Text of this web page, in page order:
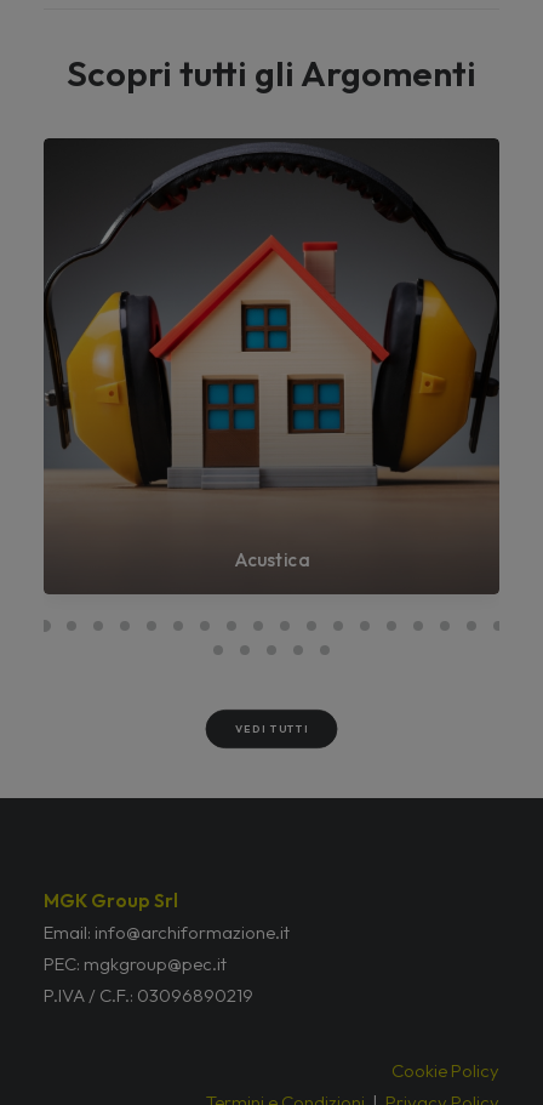
Scopri tutti gli Argomenti
Acustica
VEDI TUTTI
MGK Group Srl
Email: info@archiformazione.it
PEC: mgkgroup@pec.it
P.IVA / C.F.: 03096890219
Cookie Policy